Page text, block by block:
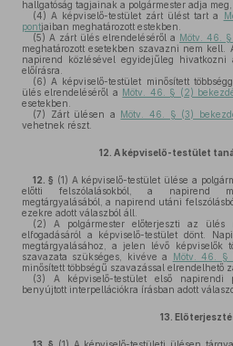
hallgatóság tagjainak a polgármester adja
(4) A képviselő-testület zárt ülést tart a
pontjaiban meghatározott estekben.
(5) A zárt ülés elrendeléséről a Mötv. 46.
meghatározott esetekben szavazni nem
napirend közlésével egyidejűleg
előírásra.
(6) A képviselő-testület minősített
ülés elrendeléséről a Mötv. 46. § (2)
esetekben.
(7) Zárt ülésen a Mötv. 46. § (3)
vehetnek részt.
12. A képviselő-testület
12. § (1) A képviselő-testület ülése a
előtti felszólalásokból, a napirend
megtárgyalásából, a napirend utáni
ezekre adott válaszból áll.
(2) A polgármester előterjeszti az ülés
elfogadásáról a képviselő-testület dönt.
megtárgyalásához, a jelen lévő képviselők
szavazata szükséges, kivéve a
Mötv. 46. §
minősített többségű szavazással elrendelhető
(3) A képviselő-testület első napirendi
benyújtott interpellációkra írásban adott
13.